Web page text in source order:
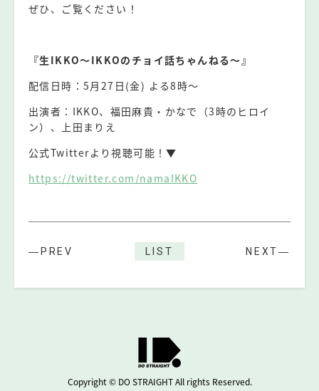
ぜひ、ご覧ください！
『生IKKO〜IKKOのチョイ話ちゃんねる〜』
配信日時：5月27日(金) よる8時〜
出演者：IKKO、福田麻貴・かなで（3時のヒロイ
ン）、上田まりえ
公式Twitterより視聴可能！▼
https://twitter.com/namaIKKO
―PREV LIST NEXT―
Copyright © DO STRAIGHT All rights Reserved.